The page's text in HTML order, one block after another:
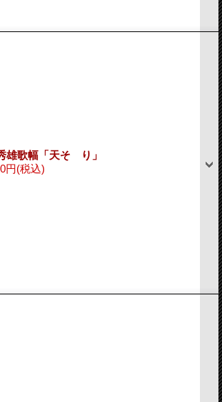
雄歌幅「天そゝり」
円(税込)